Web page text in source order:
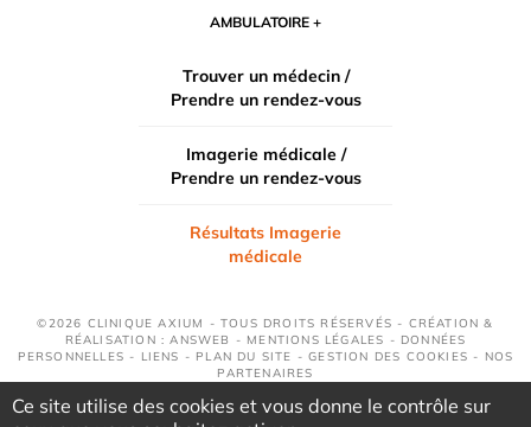
AMBULATOIRE
Trouver un médecin /
Prendre un rendez-vous
Imagerie médicale /
Prendre un rendez-vous
Résultats Imagerie
médicale
©2026 CLINIQUE AXIUM - TOUS DROITS RÉSERVÉS - CRÉATION &
RÉALISATION : ANSWEB - MENTIONS LÉGALES - DONNÉES
PERSONNELLES - LIENS - PLAN DU SITE -GESTION DES COOKIES - NOS
PARTENAIRES
Ce site utilise des cookies et vous donne le contrôle sur